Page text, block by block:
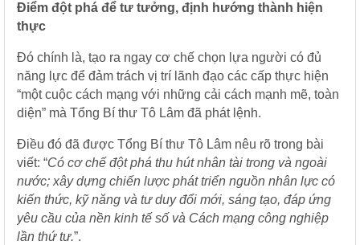
Điểm đột phá để tư tưởng, định hướng thành hiện
thực
Đó chính là, tạo ra ngay cơ chế chọn lựa người có đủ
năng lực để đảm trách vị trí lãnh đạo các cấp thực hiện
“một cuộc cách mạng với những cải cách mạnh mẽ, toàn
diện” mà Tổng Bí thư Tô Lâm đã phát lệnh.
Điều đó đã được Tổng Bí thư Tô Lâm nêu rõ trong bài
viết: “Có cơ chế đột phá thu hút nhân tài trong và ngoài
nước; xây dựng chiến lược phát triển nguồn nhân lực có
kiến thức, kỹ năng và tư duy đổi mới, sáng tạo, đáp ứng
yêu cầu của nền kinh tế số và Cách mạng công nghiệp
lần thứ tư.”.